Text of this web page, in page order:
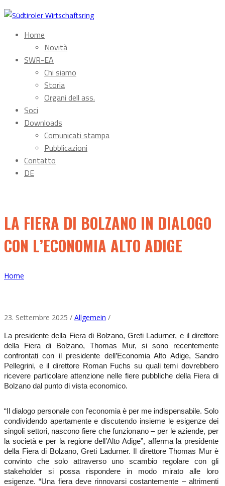
Home
Novità
SWR-EA
Chi siamo
Storia
Organi dell ass.
Soci
Downloads
Comunicati stampa
Pubblicazioni
Contatto
DE
LA FIERA DI BOLZANO IN DIALOGO
CON L’ECONOMIA ALTO ADIGE
Home
23. Settembre 2025 / Allgemein /
La presidente della Fiera di Bolzano, Greti Ladurner, e il direttore
della Fiera di Bolzano, Thomas Mur, si sono recentemente
confrontati con il presidente dell’Economia Alto Adige, Sandro
Pellegrini, e il direttore Roman Fuchs su quali temi dovrebbero
ricevere particolare attenzione nelle fiere pubbliche della Fiera di
Bolzano dal punto di vista economico.
“Il dialogo personale con l’economia è per me indispensabile. Solo
condividendo apertamente e discutendo insieme le esigenze dei
singoli settori, nascono fiere che funzionano – per le aziende, per
la società e per la regione dell’Alto Adige”, afferma la presidente
della Fiera di Bolzano, Greti Ladurner. Il direttore Thomas Mur è
convinto che solo attraverso uno scambio regolare con gli
stakeholder si possa rispondere in modo mirato alle loro
esigenze. “Una fiera deve rinnovarsi costantemente – altrimenti